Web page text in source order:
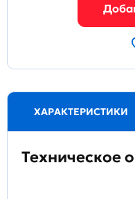
ХАРАКТЕРИСТИКИ
Техническое